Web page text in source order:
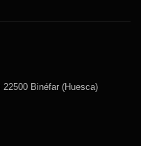
Binéfar (Huesca)